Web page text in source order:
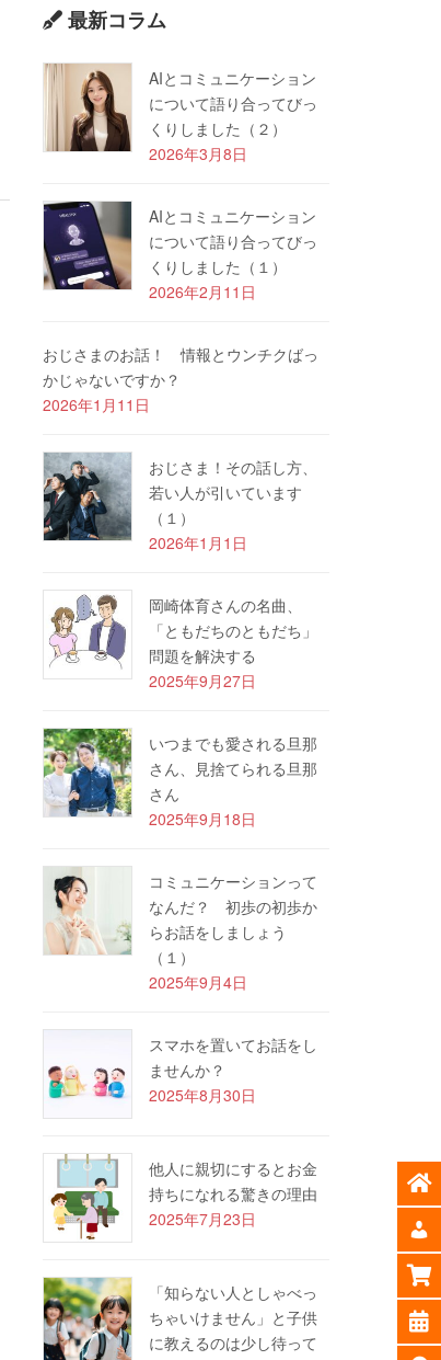
最新コラム
AIとコミュニケーション
について語り合ってびっ
くりしました（２）
2026年3月8日
AIとコミュニケーション
について語り合ってびっ
くりしました（１）
2026年2月11日
おじさまのお話！ 情報とウンチクばっ
かじゃないですか？
2026年1月11日
おじさま！その話し方、
若い人が引いています
（１）
2026年1月1日
岡崎体育さんの名曲、
「ともだちのともだち」
問題を解決する
2025年9月27日
いつまでも愛される旦那
さん、見捨てられる旦那
さん
2025年9月18日
コミュニケーションって
なんだ？ 初歩の初歩か
らお話をしましょう
（１）
2025年9月4日
スマホを置いてお話をし
ませんか？
2025年8月30日
他人に親切にするとお金
持ちになれる驚きの理由
2025年7月23日
「知らない人としゃべっ
ちゃいけません」と子供
に教えるのは少し待って